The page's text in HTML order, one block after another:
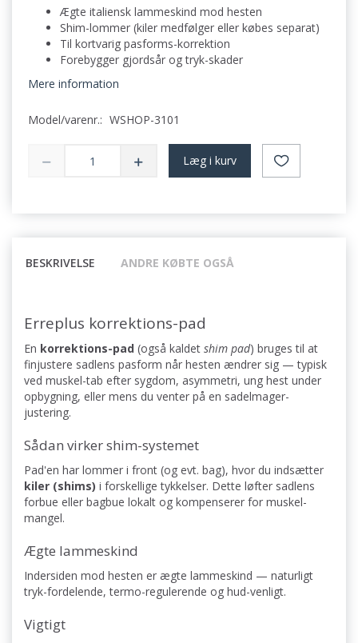
Ægte italiensk lammeskind mod hesten
Shim-lommer (kiler medfølger eller købes separat)
Til kortvarig pasforms-korrektion
Forebygger gjordsår og tryk-skader
Mere information
Model/varenr.: WSHOP-3101
Læg i kurv
BESKRIVELSE ANDRE KØBTE OGSÅ
Erreplus korrektions-pad
En korrektions-pad (også kaldet shim pad) bruges til at
finjustere sadlens pasform når hesten ændrer sig — typisk
ved muskel-tab efter sygdom, asymmetri, ung hest under
opbygning, eller mens du venter på en sadelmager-
justering.
Sådan virker shim-systemet
Pad'en har lommer i front (og evt. bag), hvor du indsætter
kiler (shims) i forskellige tykkelser. Dette løfter sadlens
forbue eller bagbue lokalt og kompenserer for muskel-
mangel.
Ægte lammeskind
Indersiden mod hesten er ægte lammeskind — naturligt
tryk-fordelende, termo-regulerende og hud-venligt.
Vigtigt